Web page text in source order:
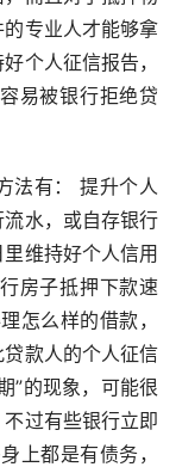
专业人才能够拿
个人征信报告，
易被银行拒绝贷
法有： 提升个人
水，或自存银行
维持好个人信用
房子抵押下款速
怎么样的借款，
款人的个人征信
”的现象，可能很
过有些银行立即
上都是有债务，